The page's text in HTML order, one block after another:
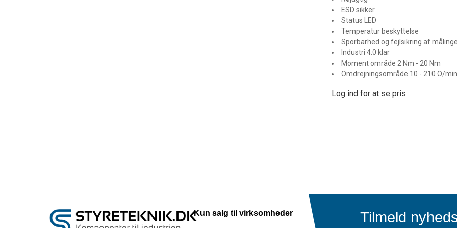
Log ind for at se pris
ESD sikker
Status LED
Temperatur beskyttelse
Sporbarhed og fejlsikring af
Industri 4.0 klar
Moment område 2 Nm - 20 Nm
Omdrejningsområde 10 - 210 O/min
Kun salg til virksomheder Tilmeld